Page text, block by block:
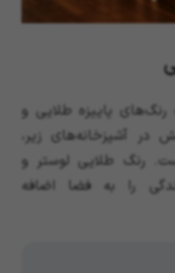
رنگ‌های پاییزه طلایی و
در آشپزخانه‌های زیر،
رنگ طلایی لوستر و
را به فضا اضافه